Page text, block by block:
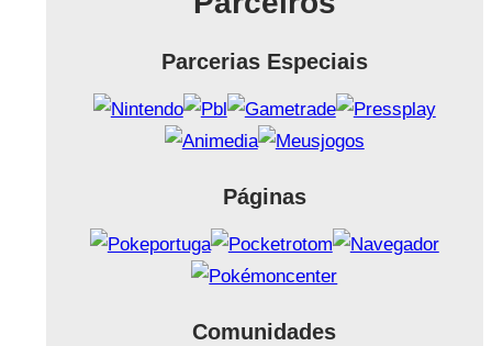
Parcerias Especiais
Páginas
Comunidades